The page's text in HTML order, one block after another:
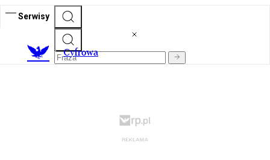
Serwisy
Cyfrowa